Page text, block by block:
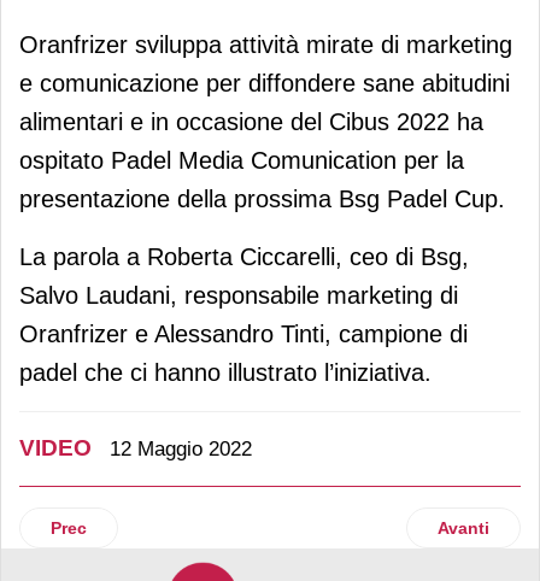
Oranfrizer sviluppa attività mirate di marketing
e comunicazione per diffondere sane abitudini
alimentari e in occasione del Cibus 2022 ha
ospitato Padel Media Comunication per la
presentazione della prossima Bsg Padel Cup.
La parola a Roberta Ciccarelli, ceo di Bsg,
Salvo Laudani, responsabile marketing di
Oranfrizer e Alessandro Tinti, campione di
padel che ci hanno illustrato l’iniziativa.
VIDEO 12 Maggio 2022
Articolo precedente: Menz&Gasser lancia Frittatù
Prec Articolo
Avanti